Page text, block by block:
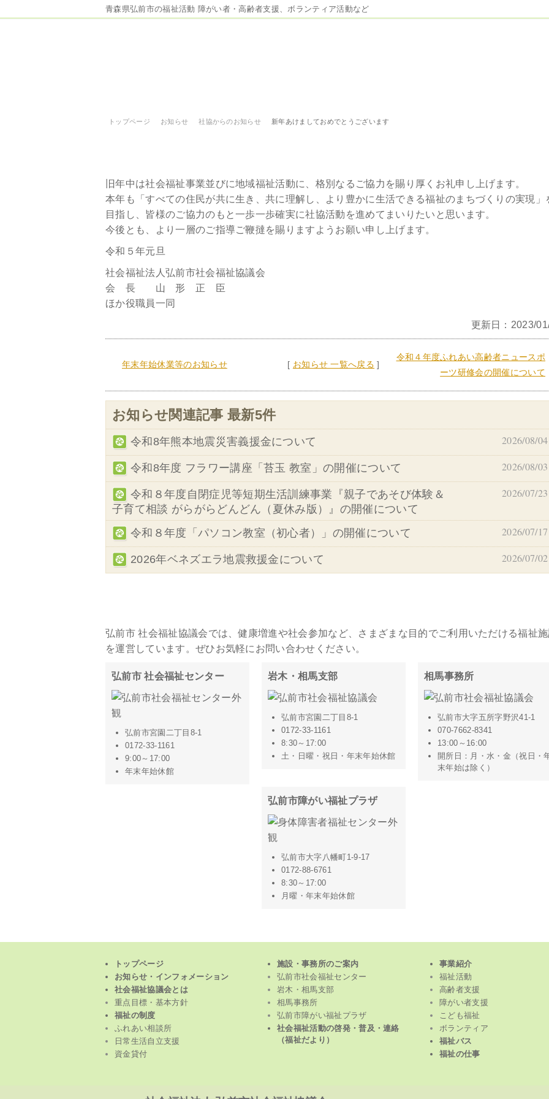
青森県弘前市の福祉活動 障がい者・高齢者支援、ボランティア活動など
トップページ お知らせ 社協からのお知らせ 新年あけましておめでとうございます
旧年中は社会福祉事業並びに地域福祉活動に、格別なるご協力を賜り厚くお礼申し上げます。
本年も「すべての住民が共に生き、共に理解し、より豊かに生活できる福祉のまちづくりの実現」
目指し、皆様のご協力のもと一歩一歩確実に社協活動を進めてまいりたいと思います。
今後とも、より一層のご指導ご鞭撻を賜りますようお願い申し上げます。
令和５年元旦
社会福祉法人弘前市社会福祉協議会
会 長 山 形 正 臣
ほか役職員一同
更新日：2023/
年末年始休業等のお知らせ [ お知らせ 一覧へ戻る ]
令和４年度ふれあい高齢者ニュースポ
ーツ研修会の開催について
お知らせ関連記事 最新5件
令和8年熊本地震災害義援金について 2026/08/04
令和8年度 フラワー講座「苔玉 教室」の開催について 2026/08/03
令和８年度自閉症児等短期生活訓練事業『親子であそび体験＆
子育て相談 がらがらどんどん（夏休み版）』の開催について
2026/07/23
令和８年度「パソコン教室（初心者）」の開催について 2026/07/17
2026年ベネズエラ地震救援金について 2026/07/02
弘前市 社会福祉協議会では、健康増進や社会参加など、さまざまな目的でご利用いただける福祉
を運営しています。ぜひお気軽にお問い合わせください。
弘前市 社会福祉センター
弘前市宮園二丁目8-1
0172-33-1161
9:00～17:00
年末年始休館
岩木・相馬支部
弘前市宮園二丁目8-1
0172-33-1161
8:30～17:00
土・日曜・祝日・年末年始休館
相馬事務所
弘前市大字五所字野沢41-1
070-7662-8341
13:00～16:00
開所日：月・水・金（祝日・
末年始は除く）
弘前市障がい福祉プラザ
弘前市大字八幡町1-9-17
0172-88-6761
8:30～17:00
月曜・年末年始休館
トップページ
お知らせ・インフォメーション
社会福祉協議会とは
重点目標・基本方針
福祉の制度
ふれあい相談所
日常生活自立支援
資金貸付
施設・事務所のご案内
弘前市社会福祉センター
岩木・相馬支部
相馬事務所
弘前市障がい福祉プラザ
社会福祉活動の啓発・普及・連絡
（福祉だより）
事業紹介
福祉活動
高齢者支援
障がい者支援
こども福祉
ボランティア
福祉バス
福祉の仕事